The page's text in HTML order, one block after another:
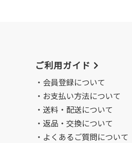
ご利用ガイド
会員登録について
お支払い方法について
送料・配送について
返品・交換について
よくあるご質問について